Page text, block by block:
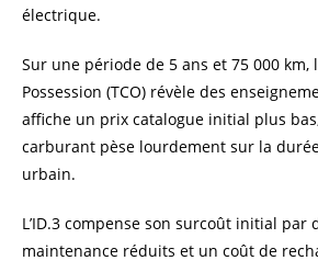
électrique.
Sur une période de 5 ans et 75 000 km,
Possession (TCO) révèle des
affiche un prix catalogue initial plus
carburant pèse lourdement sur la
urbain.
L’ID.3 compense son surcoût initial par
maintenance réduits et un coût de